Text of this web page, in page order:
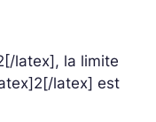
latex], la limite
latex] est